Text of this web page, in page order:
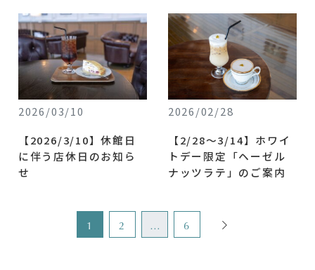
2026/03/10
【2026/3/10】休館日
に伴う店休日のお知ら
せ
2026/02/28
【2/28〜3/14】ホワイ
トデー限定「ヘーゼル
ナッツラテ」のご案内
1 2 … 6